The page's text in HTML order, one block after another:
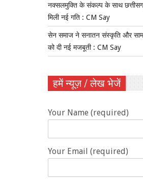
नक्सलमुक्ति के संकल्प के साथ
मिली नई गति : CM Say
सेन समाज ने सनातन संस्कृति और
को दी नई मजबूती : CM Say
हमें न्यूज़ / लेख भेजें
Your Name (required)
Your Email (required)